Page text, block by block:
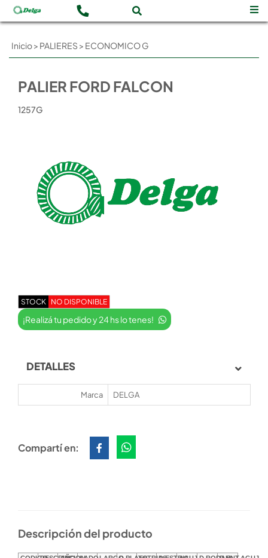
Inicio> PALIERES > ECONOMICO G
PALIER FORD FALCON
1257G
STOCK NO DISPONIBLE
¡Realizá tu pedido y 24 hs lo tenes!
DETALLES
Marca DELGA
Compartí en:
Descripción del producto